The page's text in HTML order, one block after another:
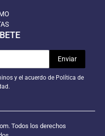
y el acuerdo de Política de
Todos los derechos